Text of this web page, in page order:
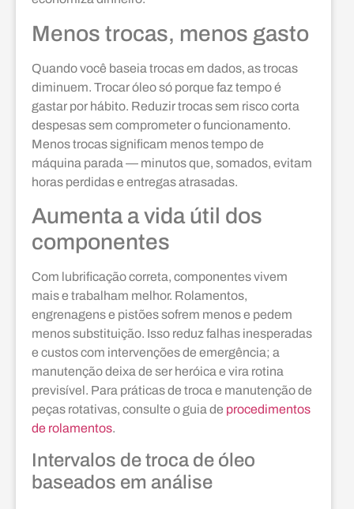
Menos trocas, menos gasto
Quando você baseia trocas em dados, as trocas
diminuem. Trocar óleo só porque faz tempo é
gastar por hábito. Reduzir trocas sem risco corta
despesas sem comprometer o funcionamento.
Menos trocas significam menos tempo de
máquina parada — minutos que, somados, evitam
horas perdidas e entregas atrasadas.
Aumenta a vida útil dos
componentes
Com lubrificação correta, componentes vivem
mais e trabalham melhor. Rolamentos,
engrenagens e pistões sofrem menos e pedem
menos substituição. Isso reduz falhas inesperadas
e custos com intervenções de emergência; a
manutenção deixa de ser heróica e vira rotina
previsível. Para práticas de troca e manutenção de
peças rotativas, consulte o guia de procedimentos
de rolamentos.
Intervalos de troca de óleo
baseados em análise